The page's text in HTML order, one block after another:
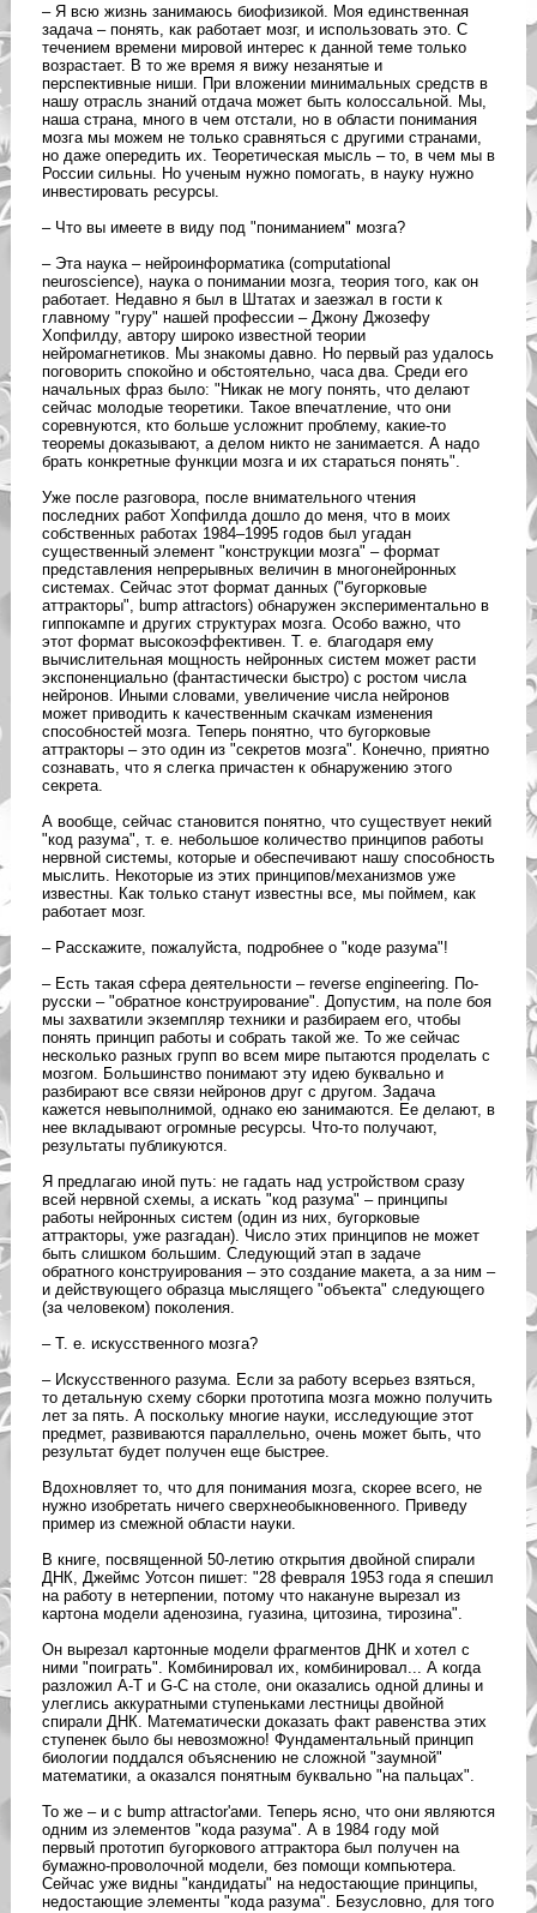
– Я всю жизнь занимаюсь биофизикой. Моя единственная
задача – понять, как работает мозг, и использовать это. С
течением времени мировой интерес к данной теме только
возрастает. В то же время я вижу незанятые и
перспективные ниши. При вложении минимальных средств в
нашу отрасль знаний отдача может быть колоссальной. Мы,
наша страна, много в чем отстали, но в области понимания
мозга мы можем не только сравняться с другими странами,
но даже опередить их. Теоретическая мысль – то, в чем мы в
России сильны. Но ученым нужно помогать, в науку нужно
инвестировать ресурсы.
– Что вы имеете в виду под "пониманием" мозга?
– Эта наука – нейроинформатика (computational
neuroscience), наука о понимании мозга, теория того, как он
работает. Недавно я был в Штатах и заезжал в гости к
главному "гуру" нашей профессии – Джону Джозефу
Хопфилду, автору широко известной теории
нейромагнетиков. Мы знакомы давно. Но первый раз удалось
поговорить спокойно и обстоятельно, часа два. Среди его
начальных фраз было: "Никак не могу понять, что делают
сейчас молодые теоретики. Такое впечатление, что они
соревнуются, кто больше усложнит проблему, какие-то
теоремы доказывают, а делом никто не занимается. А надо
брать конкретные функции мозга и их стараться понять".
Уже после разговора, после внимательного чтения
последних работ Хопфилда дошло до меня, что в моих
собственных работах 1984–1995 годов был угадан
существенный элемент "конструкции мозга" – формат
представления непрерывных величин в многонейронных
системах. Сейчас этот формат данных ("бугорковые
аттракторы", bump attractors) обнаружен экспериментально в
гиппокампе и других структурах мозга. Особо важно, что
этот формат высокоэффективен. Т. е. благодаря ему
вычислительная мощность нейронных систем может расти
экспоненциально (фантастически быстро) с ростом числа
нейронов. Иными словами, увеличение числа нейронов
может приводить к качественным скачкам изменения
способностей мозга. Теперь понятно, что бугорковые
аттракторы – это один из "секретов мозга". Конечно, приятно
сознавать, что я слегка причастен к обнаружению этого
секрета.
А вообще, сейчас становится понятно, что существует некий
"код разума", т. е. небольшое количество принципов работы
нервной системы, которые и обеспечивают нашу способность
мыслить. Некоторые из этих принципов/механизмов уже
известны. Как только станут известны все, мы поймем, как
работает мозг.
– Расскажите, пожалуйста, подробнее о "коде разума"!
– Есть такая сфера деятельности – reverse engineering. По-
русски – "обратное конструирование". Допустим, на поле боя
мы захватили экземпляр техники и разбираем его, чтобы
понять принцип работы и собрать такой же. То же сейчас
несколько разных групп во всем мире пытаются проделать с
мозгом. Большинство понимают эту идею буквально и
разбирают все связи нейронов друг с другом. Задача
кажется невыполнимой, однако ею занимаются. Ее делают, в
нее вкладывают огромные ресурсы. Что-то получают,
результаты публикуются.
Я предлагаю иной путь: не гадать над устройством сразу
всей нервной схемы, а искать "код разума" – принципы
работы нейронных систем (один из них, бугорковые
аттракторы, уже разгадан). Число этих принципов не может
быть слишком большим. Следующий этап в задаче
обратного конструирования – это создание макета, а за ним –
и действующего образца мыслящего "объекта" следующего
(за человеком) поколения.
– Т. е. искусственного мозга?
– Искусственного разума. Если за работу всерьез взяться,
то детальную схему сборки прототипа мозга можно получить
лет за пять. А поскольку многие науки, исследующие этот
предмет, развиваются параллельно, очень может быть, что
результат будет получен еще быстрее.
Вдохновляет то, что для понимания мозга, скорее всего, не
нужно изобретать ничего сверхнеобыкновенного. Приведу
пример из смежной области науки.
В книге, посвященной 50-летию открытия двойной спирали
ДНК, Джеймс Уотсон пишет: "28 февраля 1953 года я спешил
на работу в нетерпении, потому что накануне вырезал из
картона модели аденозина, гуазина, цитозина, тирозина".
Он вырезал картонные модели фрагментов ДНК и хотел с
ними "поиграть". Комбинировал их, комбинировал... А когда
разложил А-Т и G-C на столе, они оказались одной длины и
улеглись аккуратными ступеньками лестницы двойной
спирали ДНК. Математически доказать факт равенства этих
ступенек было бы невозможно! Фундаментальный принцип
биологии поддался объяснению не сложной "заумной"
математики, а оказался понятным буквально "на пальцах".
То же – и с bump attractor'ами. Теперь ясно, что они являются
одним из элементов "кода разума". А в 1984 году мой
первый прототип бугоркового аттрактора был получен на
бумажно-проволочной модели, без помощи компьютера.
Сейчас уже видны "кандидаты" на недостающие принципы,
недостающие элементы "кода разума". Безусловно, для того